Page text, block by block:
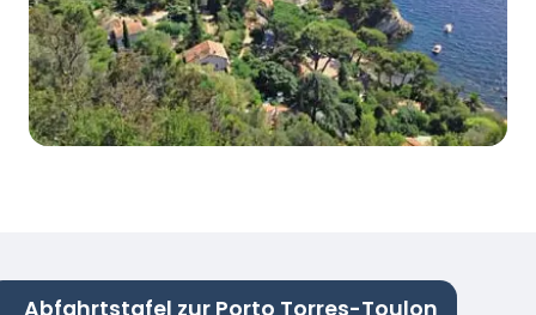
Abfahrtstafel zur Porto Torres-Toulon